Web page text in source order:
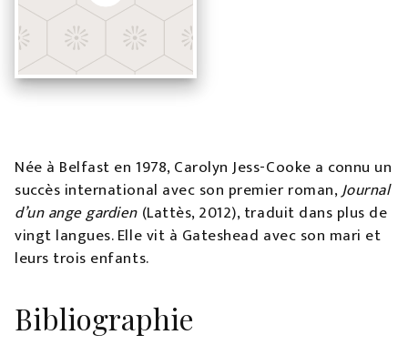
Née à Belfast en 1978, Carolyn Jess-Cooke a connu un
succès international avec son premier roman,Journal
d’un ange gardien(Lattès, 2012), traduit dans plus de
vingt langues. Elle vit à Gateshead avec son mari et
leurs trois enfants.
Bibliographie